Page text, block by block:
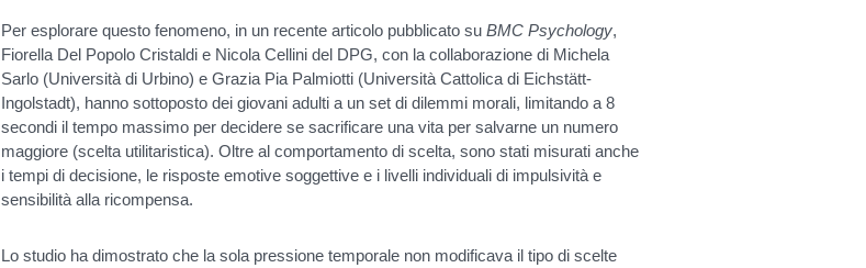
Per esplorare questo fenomeno, in un recente articolo pubblicato suBMC Psychology,
Fiorella Del Popolo Cristaldi e Nicola Cellini del DPG, con la collaborazione di Michela
Sarlo (Università di Urbino) e Grazia Pia Palmiotti (Università Cattolica di Eichstätt-
Ingolstadt), hanno sottoposto dei giovani adulti a un set di dilemmi morali, limitando a 8
secondi il tempo massimo per decidere se sacrificare una vita per salvarne un numero
maggiore (scelta utilitaristica). Oltre al comportamento di scelta, sono stati misurati anche
i tempi di decisione, le risposte emotive soggettive e i livelli individuali di impulsività e
sensibilità alla ricompensa.
Lo studio ha dimostrato che la sola pressione temporale non modificava il tipo di scelte